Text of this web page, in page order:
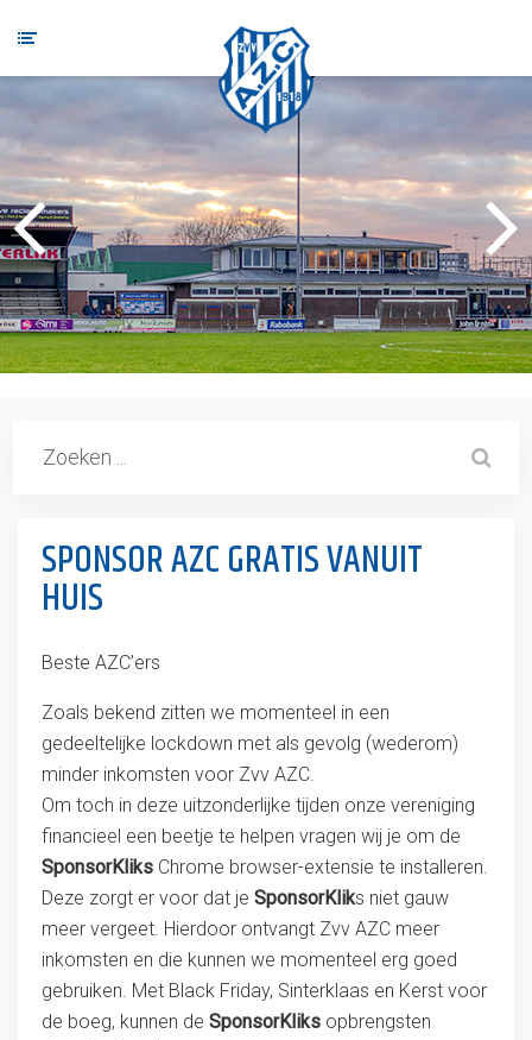
SPONSOR AZC GRATIS VANUIT
HUIS
Beste AZC’ers
Zoals bekend zitten we momenteel in een
gedeeltelijke lockdown met als gevolg (wederom)
minder inkomsten voor Zvv AZC.
Om toch in deze uitzonderlijke tijden onze vereniging
financieel een beetje te helpen vragen wij je om de
SponsorKliksChrome browser-extensie te installeren.
Deze zorgt er voor dat je SponsorKliks niet gauw
meer vergeet. Hierdoor ontvangt Zvv AZC meer
inkomsten en die kunnen we momenteel erg goed
gebruiken. Met Black Friday, Sinterklaas en Kerst voor
de boeg, kunnen de SponsorKliksopbrengsten